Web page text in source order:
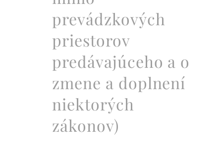
prevádzkových
priestorov
predávajúceho a o
zmene a doplnení
niektorých
zákonov)